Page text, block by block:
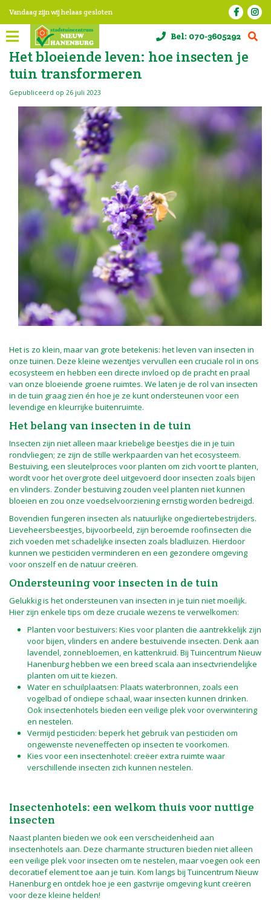
n
Vandaag zijn wij helaas gesloten
Bel: 070-3605292
Het bloeiende leven: hoe insecten je
tuin transformeren
Gepubliceerd op 26 juli 2023
Het is zo klein, maar van grote betekenis: het leven van insecten in
onze tuinen. Deze kleine wezentjes vervullen een cruciale rol in ons
ecosysteem en hebben een directe invloed op de pracht en praal
van onze bloeiende groene ruimtes. We laten je de rol van insecten
in de tuin graag zien én hoe je ze kunt ondersteunen voor een
levendige en kleurrijke buitenruimte.
Het belang van insecten in de tuin
Insecten zijn niet alleen maar kriebelige beestjes die in je tuin
rondvliegen; ze zijn de stille werkpaarden van het ecosysteem.
Bestuiving, een sleutelproces voor planten om zich voort te planten,
wordt voor het overgrote deel uitgevoerd door insecten zoals bijen
en vlinders. Zonder bestuiving zouden veel planten niet kunnen
bloeien en zou onze voedselvoorziening ernstig worden bedreigd.
Bovendien fungeren insecten als natuurlijke ongediertebestrijders.
Lieveheersbeestjes, bijvoorbeeld, zijn beroemde roofinsecten die
zich voeden met schadelijke insecten zoals bladluizen. Hierdoor
kunnen we pesticiden verminderen en een gezondere omgeving
voor onszelf en de natuur creëren.
Ondersteuning voor insecten in de tuin
Gelukkig is het ondersteunen van insecten in je tuin niet moeilijk.
Hier zijn enkele tips om deze cruciale wezens te verwelkomen:
Planten voor bestuivers: Kies voor planten die aantrekkelijk zijn
voor bijen, vlinders en andere bestuivende insecten. Denk aan
lavendel, zonnebloemen, en kattenkruid. Bij Tuincentrum Nieuw
Hanenburg hebben we een breed scala aan insectvriendelijke
planten om uit te kiezen.
Water en schuilplaatsen: Plaats waterbronnen, zoals een
vogelbad of ondiepe schaal, waar insecten kunnen drinken.
Ook insectenhotels bieden een veilige plek voor overwintering
en nestelen.
Vermijd pesticiden: beperk het gebruik van pesticiden om
ongewenste neveneffecten op insecten te voorkomen.
Kies voor een insectenhotel: creëer extra ruimte waar
verschillende insecten zich kunnen nestelen.
Insectenhotels: een welkom thuis voor nuttige
insecten
Naast planten bieden we ook een verscheidenheid aan
insectenhotels aan. Deze charmante structuren bieden niet alleen
een veilige plek voor insecten om te nestelen, maar voegen ook een
decoratief element toe aan je tuin. Kom langs bij Tuincentrum Nieuw
Hanenburg en ontdek hoe je een gastvrije omgeving kunt creëren
voor deze kleine helden!